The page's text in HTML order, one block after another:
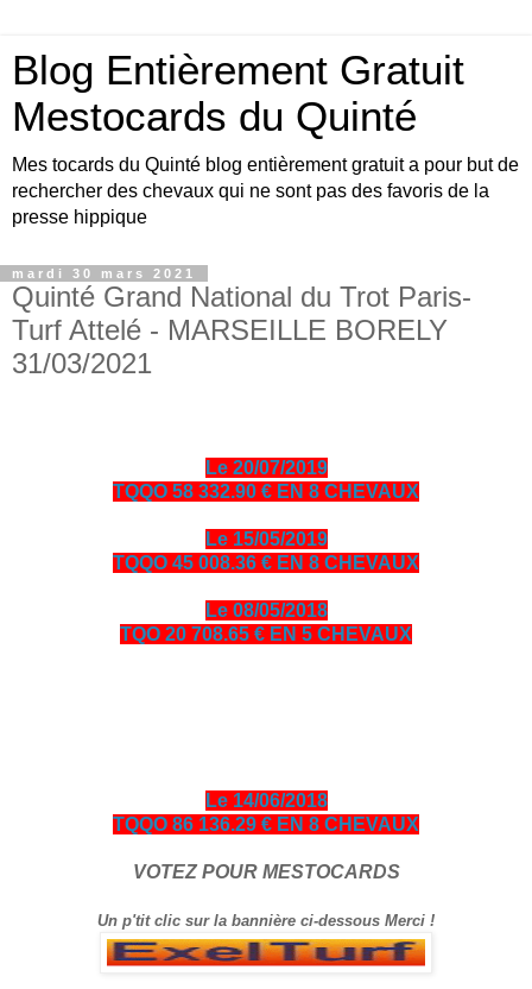
Blog Entièrement Gratuit
Mestocards du Quinté
Mes tocards du Quinté blog entièrement gratuit a pour but de
rechercher des chevaux qui ne sont pas des favoris de la
presse hippique
mardi 30 mars 2021
Quinté Grand National du Trot Paris-
Turf Attelé - MARSEILLE BORELY
31/03/2021
Le 20/07/2019
TQQO 58 332.90 € EN 8 CHEVAUX
Le 15/05/2019
TQQO 45 008.36 € EN 8 CHEVAUX
Le 08/05/2018
TQO 20 708.65 € EN 5 CHEVAUX
Le 14/06/2018
TQQO 86 136.29 € EN 8 CHEVAUX
VOTEZ POUR MESTOCARDS
Un p'tit clic sur la bannière ci-dessous Merci !